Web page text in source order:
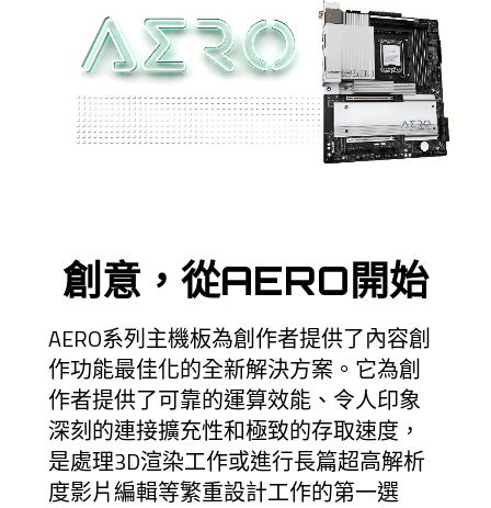
創意，從AERO開始
AERO系列主機板為創作者提供了內容創
作功能最佳化的全新解決方案。它為創
作者提供了可靠的運算效能、令人印象
深刻的連接擴充性和極致的存取速度，
是處理3D渲染工作或進行長篇超高解析
度影片編輯等繁重設計工作的第一選